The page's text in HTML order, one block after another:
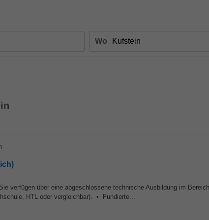
Wo
verfügen über eine abgeschlossene technische Ausbildung im
HTL oder vergleichbar). • Fundierte...